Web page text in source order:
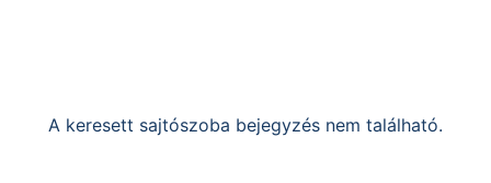
A keresett sajtószoba bejegyzés nem található.